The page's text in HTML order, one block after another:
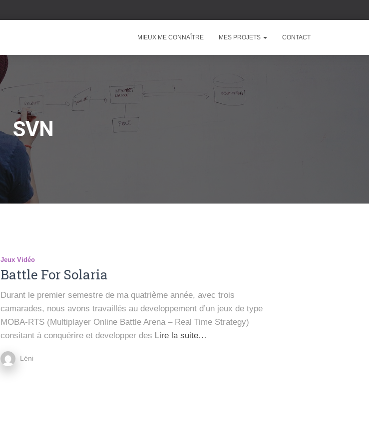
MIEUX ME CONNAÎTRE MES PROJETS CONTACT
SVN
Jeux Vidéo
Battle For Solaria
Durant le premier semestre de ma quatrième année, avec trois
camarades, nous avons travaillés au developpement d’un jeux de type
MOBA-RTS (Multiplayer Online Battle Arena – Real Time Strategy)
consitant à conquérire et developper des Lire la suite…
Léni